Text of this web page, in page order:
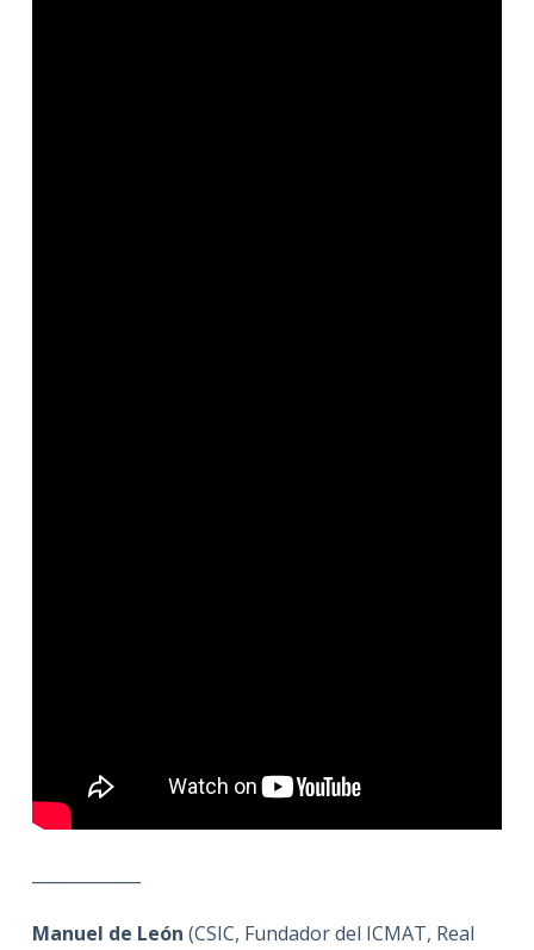
Manuel de León (CSIC, Fundador del ICMAT, Real